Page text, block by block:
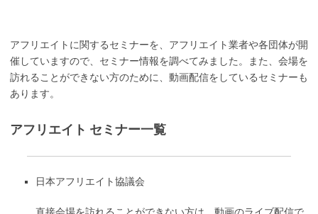
アフリエイトに関するセミナーを、アフリエイト業者や各団体が開
催していますので、セミナー情報を調べてみました。また、会場を
訪れることができない方のために、動画配信をしているセミナーも
あります。
アフリエイト セミナー一覧
日本アフリエイト協議会